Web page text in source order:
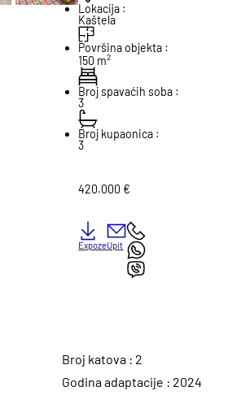
Lokacija :
Kaštela
Površina objekta :
150 m2
Broj spavaćih soba :
3
Broj kupaonica :
3
420.000 €
ExpozeUpit
Broj katova : 2
Godina adaptacije : 2024